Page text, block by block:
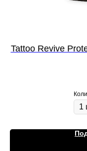
Tattoo Revive